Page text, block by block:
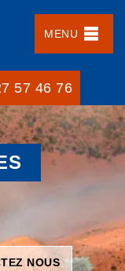
MENU
57 46 76
NOUS